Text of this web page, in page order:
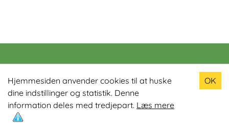
Hjemmesiden anvender cookies til at huske
dine indstillinger og statistik. Denne
information deles med tredjepart. Læs mere
OK
Populære produkter
Odin R900 Romaskine
Odin S900 Spinningcykel